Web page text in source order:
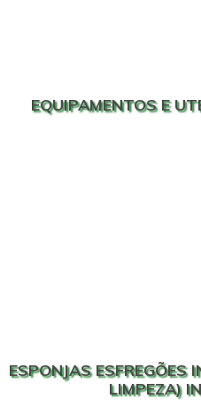
EQUIPAMENTOS E
ESPONJAS ESFREGÕES
LIMPEZA)